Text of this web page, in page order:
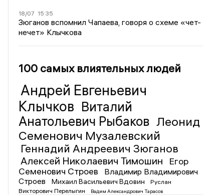
18/07 15:35
Зюганов вспомнил Чапаева, говоря о схеме «чет-
нечет» Клычкова
100 самых влиятельных людей
Андрей Евгеньевич
Клычков Виталий
Анатольевич Рыбаков Леонид
Семенович Музалевский
Геннадий Андреевич Зюганов
Алексей Николаевич Тимошин
Егор
Семенович Строев
Владимир Владимирович
Строев
Михаил Васильевич Вдовин
Руслан
Викторович Перелыгин
Вадим Александрович Тарасов